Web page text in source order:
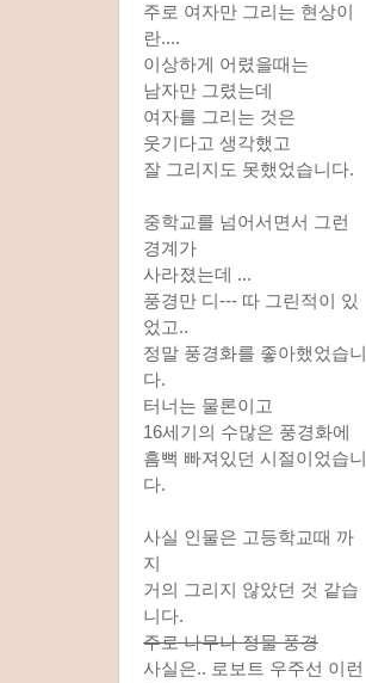
주로 여자만 그리는 현상이
란....
이상하게 어렸을때는
남자만 그렸는데
여자를 그리는 것은
웃기다고 생각했고
잘 그리지도 못했었습니다.
중학교를 넘어서면서 그런
경계가
사라졌는데 ...
풍경만 디--- 따 그린적이 있
었고..
정말 풍경화를 좋아했었습니
다.
터너는 물론이고
16세기의 수많은 풍경화에
흠뻑 빠져있던 시절이었습니
다.
사실 인물은 고등학교때 까
지
거의 그리지 않았던 것 같습
니다.
주로 나무나 정물 풍경
사실은.. 로보트 우주선 이런